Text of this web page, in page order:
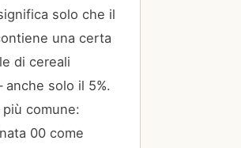
solo che il
una certa
di cereali
solo il 5%.
comune:
00 come